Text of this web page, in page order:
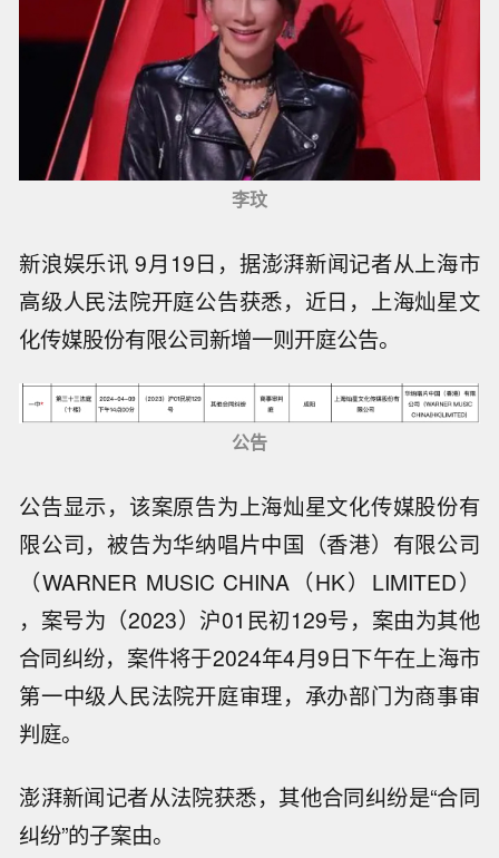
李玟
新浪娱乐讯 9月19日，据澎湃新闻记者从上海市
高级人民法院开庭公告获悉，近日，上海灿星文
化传媒股份有限公司新增一则开庭公告。
公告
公告显示，该案原告为上海灿星文化传媒股份有
限公司，被告为华纳唱片中国（香港）有限公司
（WARNER MUSIC CHINA（HK）LIMITED）
，案号为（2023）沪01民初129号，案由为其他
合同纠纷，案件将于2024年4月9日下午在上海市
第一中级人民法院开庭审理，承办部门为商事审
判庭。
澎湃新闻记者从法院获悉，其他合同纠纷是“合同
纠纷”的子案由。